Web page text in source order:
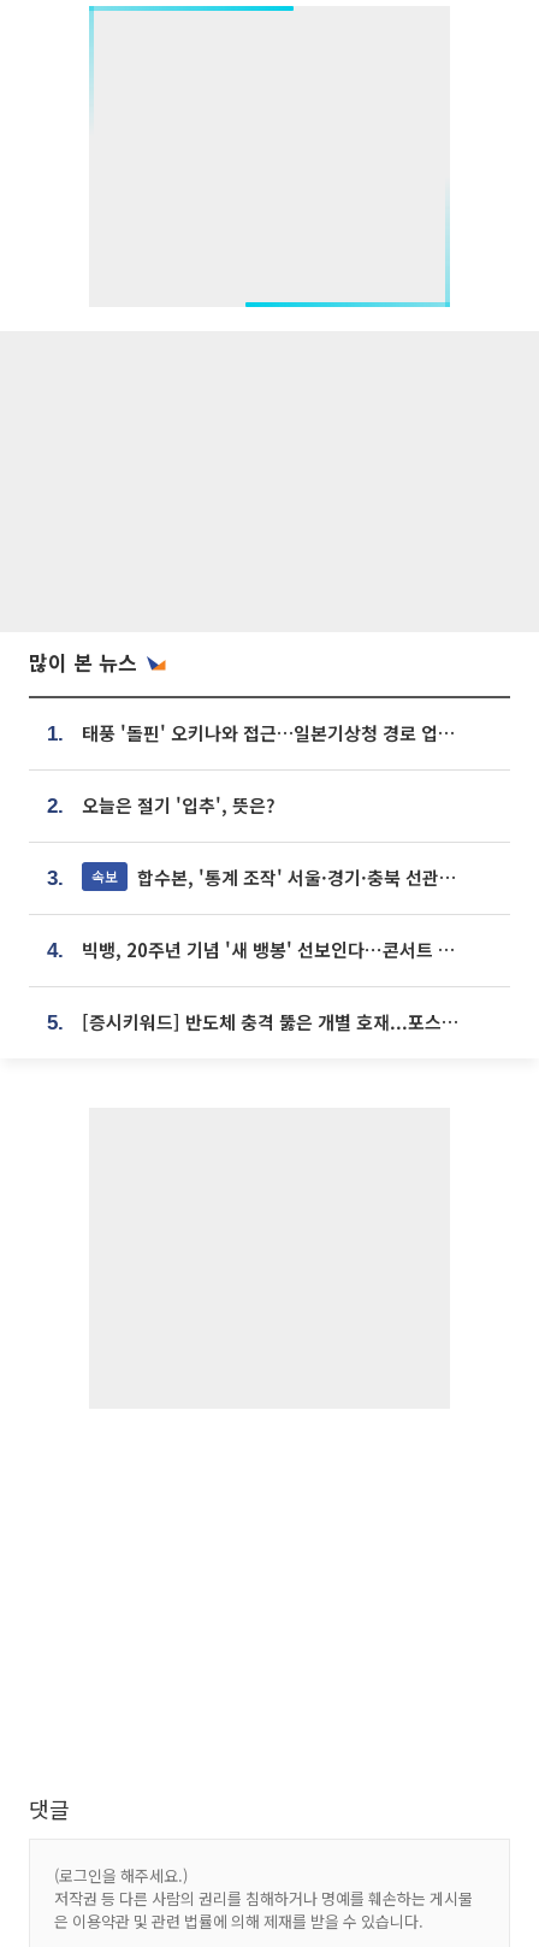
많이 본 뉴스
1. 태풍 '돌핀' 오키나와 접근…일본기상청 경로 업데이트
2. 오늘은 절기 '입추', 뜻은?
3. 속보 합수본, '통계 조작' 서울·경기·충북 선관위 등 추가 압수수색
4. 빅뱅, 20주년 기념 '새 뱅봉' 선보인다⋯콘서트 앞두고 팝업 개최
5. [증시키워드] 반도체 충격 뚫은 개별 호재...포스코퓨처엠·에코프로·한화솔루션 '눈길'
댓글